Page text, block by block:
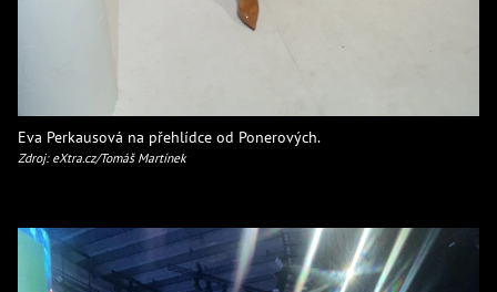
Eva Perkausová na přehlídce od Ponerových.
Zdroj: eXtra.cz/Tomáš Martínek